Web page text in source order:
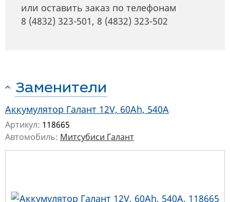
или оставить заказ по телефонам
8 (4832) 323-501, 8 (4832) 323-502
Заменители
Аккумулятор Галант 12V, 60Ah, 540A
Артикул: 118665
Автомобиль: Митсубиси Галант